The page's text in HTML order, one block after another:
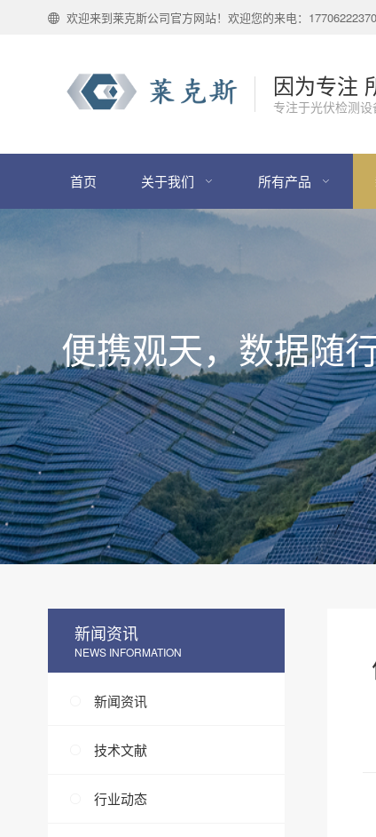
欢迎来到莱克斯公司官方网站！欢迎您的来电：17706222370
因为专注
专注于光伏检测
首页 关于我们 所有产品
便携观天，数据随
新闻资讯
NEWS INFORMATION
新闻资讯
技术文献
行业动态